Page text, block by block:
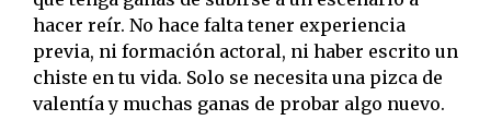
hacer reír. No hace falta tener experiencia
previa, ni formación actoral, ni haber escrito un
chiste en tu vida. Solo se necesita una pizca de
valentía y muchas ganas de probar algo nuevo.